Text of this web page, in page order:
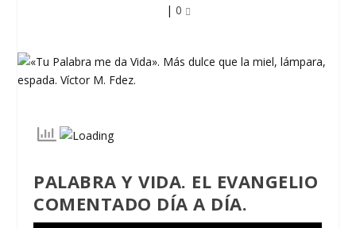
| 0
PALABRA Y VIDA. EL EVANGELIO
COMENTADO DÍA A DÍA.